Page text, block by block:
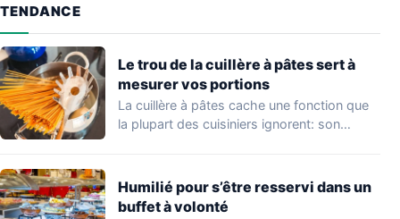
TENDANCE
Le trou de la cuillère à pâtes sert à
mesurer vos portions
La cuillère à pâtes cache une fonction que
la plupart des cuisiniers ignorent: son…
Humilié pour s’être resservi dans un
buffet à volonté